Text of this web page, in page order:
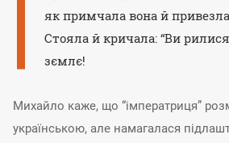
як примчала вона й привезла
Стояла й кричала: “Ви
зємлє!
Михайло каже, що “імператриця”
українською, але намагалася